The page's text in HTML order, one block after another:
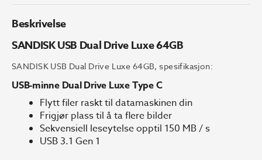
Beskrivelse
SANDISK USB Dual Drive Luxe 64GB
SANDISK USB Dual Drive Luxe 64GB, spesifikasjon:
USB-minne Dual Drive Luxe Type C
Flytt filer raskt til datamaskinen din
Frigjør plass til å ta flere bilder
Sekvensiell leseytelse opptil 150 MB / s
USB 3.1 Gen 1